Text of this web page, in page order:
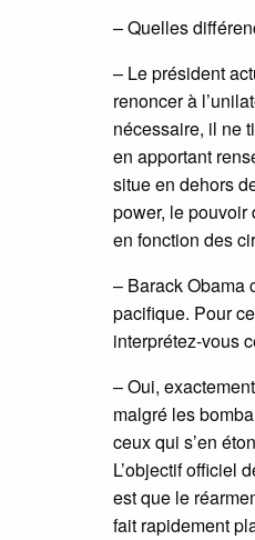
– Quelles
– Le président
renoncer à
nécessaire, il ne
en apportant
situe en dehors
power, le pouvoir
en fonction des
– Barack Obama
pacifique. Pour
interprétez-vous
– Oui,
malgré les
ceux qui s’en
L’objectif officiel
est que le
fait rapidement